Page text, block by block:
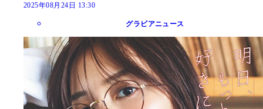
2025年08月24日 13:30
グラビアニュース